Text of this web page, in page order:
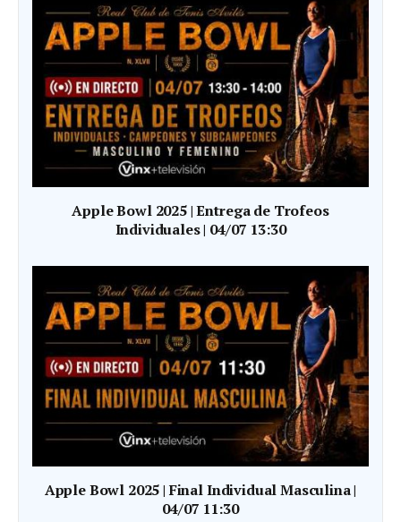
Apple Bowl 2025 | Entrega de Trofeos
Individuales | 04/07 13:30
Apple Bowl 2025 | Final Individual Masculina |
04/07 11:30